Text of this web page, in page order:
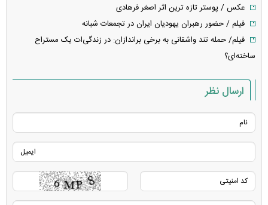
عکس / پوستر تازه ترین اثر اصغر فرهادی
فیلم / حضور رهبران یهودیان ایران در تجمعات شبانه
فیلم/ حمله تند واشقانی به برخی براندازان: در زندگی‌ات یک مستراح
ساخته‌ای؟
ارسال نظر